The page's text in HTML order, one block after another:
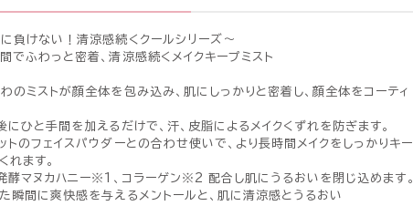
負けない！清涼感続くクールシリーズ〜
でふわっと密着、清涼感続くメイクキープミスト
のミストが顔全体を包み込み、肌にしっかりと密着し、顔全体をコーティ
にひと手間を加えるだけで、汗、皮脂によるメイクくずれを防ぎます。
トのフェイスパウダーとの合わせ使いで、より長時間メイクをしっかりキー
れます。
酵マヌカハニー※1、コラーゲン※2 配合し肌にうるおいを閉じ込めます。
瞬間に爽快感を与えるメントールと、肌に清涼感とうるおい